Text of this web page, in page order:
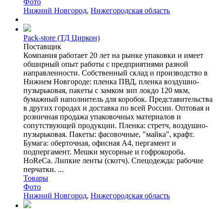
Нижний Новгород, Нижегородская область
Pack-store (ТД Циркон)
Поставщик
Компания работает 20 лет на рынке упаковки и имеет
обширный опыт работы с предприятиями разной
направленности. Собственный склад и производство в
Нижнем Новгороде: пленка ПВД, пленка воздушно-
пузырьковая, пакеты с замком зип локдо 120 мкм,
бумажный наполнитель для коробок. Представительства
в других городах и доставка по всей России. Оптовая и
розничная продажа упаковочных материалов и
сопутствующей продукции. Пленка: стретч, воздушно-
пузырьковая. Пакеты: фасовочные, "майка", крафт.
Бумага: оберточная, офисная А4, пергамент и
подпергамент. Мешки мусорные и гофрокороба.
HoReCa. Липкие ленты (скотч). Спецодежда: рабочие
перчатки. ...
Товары
Фото
Нижний Новгород, Нижегородская область